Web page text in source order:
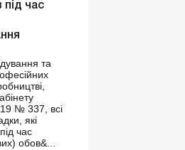
під час
та
№ 337, всі
які
час
обов&...